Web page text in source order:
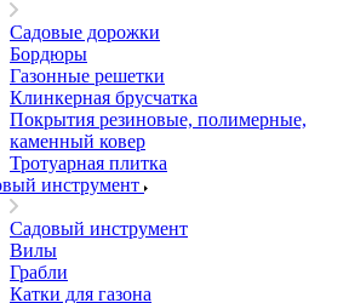
Садовые дорожки
Бордюры
Газонные решетки
Клинкерная брусчатка
Покрытия резиновые, полимерные,
каменный ковер
Тротуарная плитка
инструмент
Садовый инструмент
Вилы
Грабли
Катки для газона